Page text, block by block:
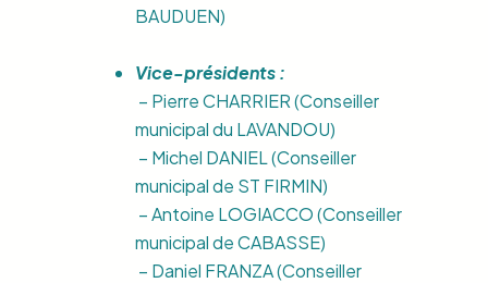
BAUDUEN)
Vice-présidents :
– Pierre CHARRIER (Conseiller
municipal du LAVANDOU)
– Michel DANIEL (Conseiller
municipal de ST FIRMIN)
– Antoine LOGIACCO (Conseiller
municipal de CABASSE)
– Daniel FRANZA (Conseiller